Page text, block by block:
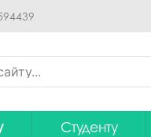
Перейти до основного
Студенту